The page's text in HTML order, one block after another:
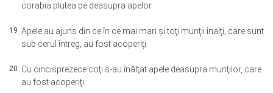
corabia plutea pe deasupra apelor.
19 Apele au ajuns din ce în ce mai mari şi toţi munţii înalţi, care sunt
sub cerul întreg, au fost acoperiţi.
20 Cu cincisprezece coţi s-au înălţat apele deasupra munţilor, care
au fost acoperiţi.